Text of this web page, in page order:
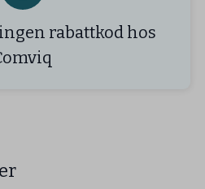
rabattkod hos